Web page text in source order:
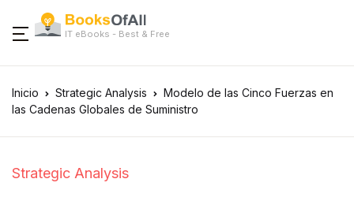
IT eBooks - Best & Free
Inicio Strategic Analysis
Modelo de las Cinco Fuerzas en
las Cadenas Globales de Suministro
Strategic Analysis